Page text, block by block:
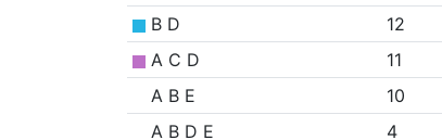
B D
12
A C D
11
A B E
10
A B D E
4